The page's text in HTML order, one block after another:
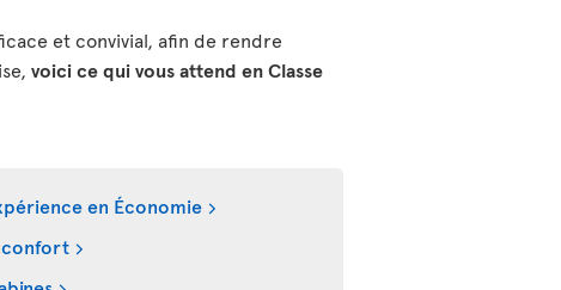
et convivial, afin de rendre
voici ce qui vous attend en Classe
en Économie
confort